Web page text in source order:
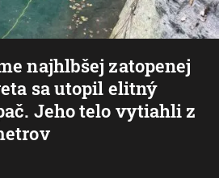
najhlbšej zatopenej
sa utopil elitný
Jeho telo vytiahli z